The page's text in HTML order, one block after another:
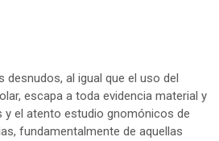
desnudos, al igual que el uso del
escapa a toda evidencia material y
y el atento estudio gnomónicos de
fundamentalmente de aquellas